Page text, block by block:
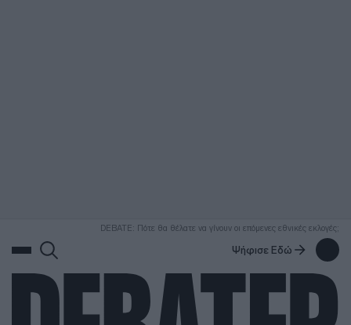
DEBATE: Πότε θα θέλατε να γίνουν οι επόμενες εθνικές εκλογές;
Ψήφισε Εδώ